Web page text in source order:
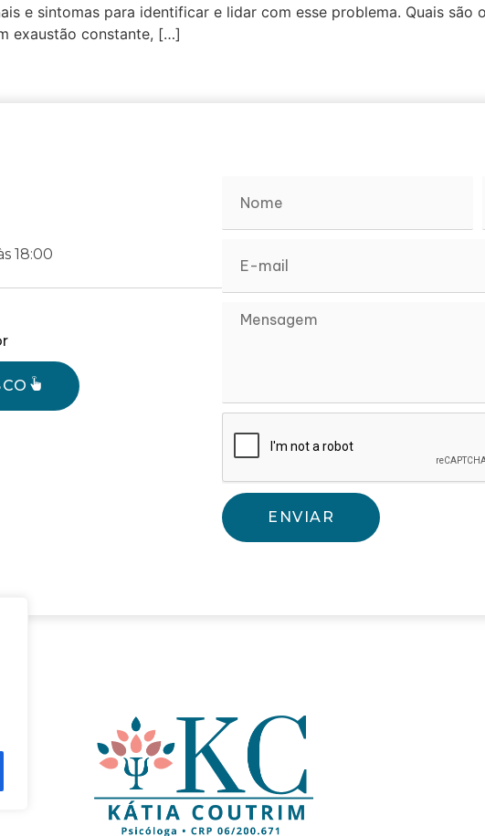
e sintomas para identificar e lidar com esse problema. Quais são
exaustão constante, […]
ENVIAR
18:00